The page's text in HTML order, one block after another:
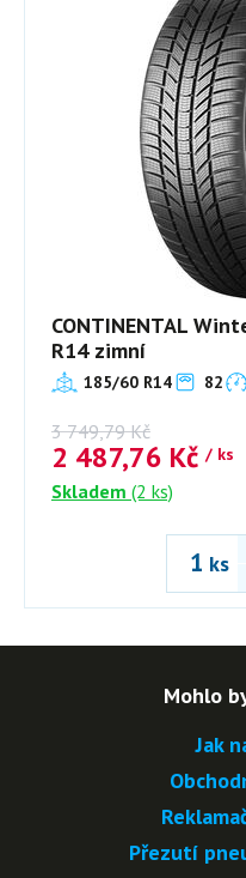
CONTINENTAL
R14 zimní
185/60 R14 82
3 749,79 Kč
2 487,76 Kč / ks
Skladem (2 ks)
ks
Mohlo
Jak
Přezutí